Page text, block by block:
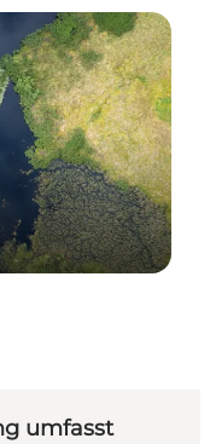
umfasst